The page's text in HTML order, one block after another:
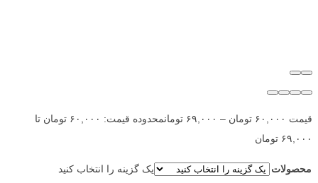
قیمت ۶۰,۰۰۰ تومان – ۶۹,۰۰۰ تومان
محدوده قیمت: ۶۰,۰۰۰ تومان تا
۶۹,۰۰۰ تومان
محصولات
یک گزینه را انتخاب کنید